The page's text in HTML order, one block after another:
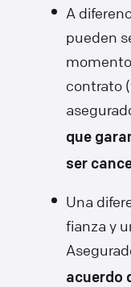
A
pueden
contrato
que
ser
Una
fianza y
acuerdo